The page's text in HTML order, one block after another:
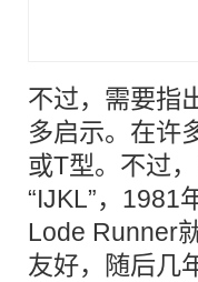
不过，需要指
多启示。在许
或T型。不过
“IJKL”，1981
Lode Runner
友好，随后几